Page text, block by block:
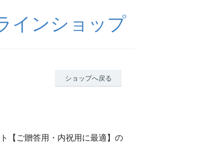
インショップ
ショップへ戻る
【ご贈答用・内祝用に最適】の